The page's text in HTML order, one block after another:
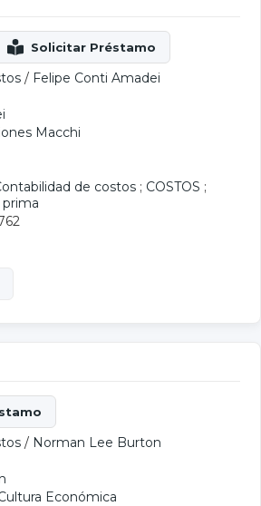
/ Felipe Conti Amadei
Macchi
de costos ; COSTOS ;
/ Norman Lee Burton
Económica